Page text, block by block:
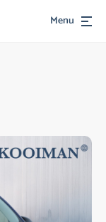
Menu